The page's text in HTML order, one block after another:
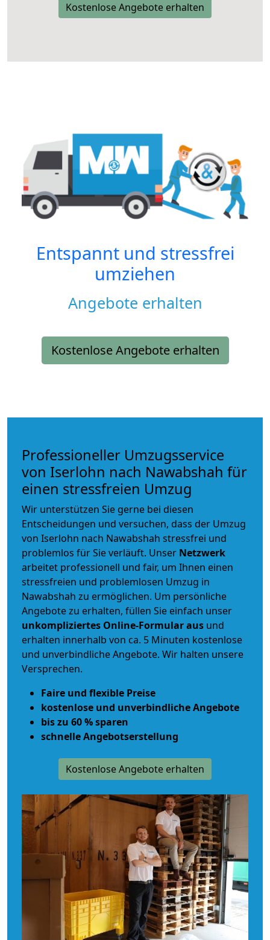
Kostenlose Angebote erhalten
Entspannt und stressfrei
umziehen
Angebote erhalten
Kostenlose Angebote erhalten
Professioneller Umzugsservice
von Iserlohn nach Nawabshah für
einen stressfreien Umzug
Wir unterstützen Sie gerne bei diesen
Entscheidungen und versuchen, dass der Umzug
von Iserlohn nach Nawabshah stressfrei und
problemlos für Sie verläuft. Unser Netzwerk
arbeitet professionell und fair, um Ihnen einen
stressfreien und problemlosen Umzug in
Nawabshah zu ermöglichen. Um persönliche
Angebote zu erhalten, füllen Sie einfach unser
unkompliziertes Online-Formular aus und
erhalten innerhalb von ca. 5 Minuten kostenlose
und unverbindliche Angebote. Wir halten unsere
Versprechen.
Faire und flexible Preise
kostenlose und unverbindliche Angebote
bis zu 60 % sparen
schnelle Angebotserstellung
Kostenlose Angebote erhalten